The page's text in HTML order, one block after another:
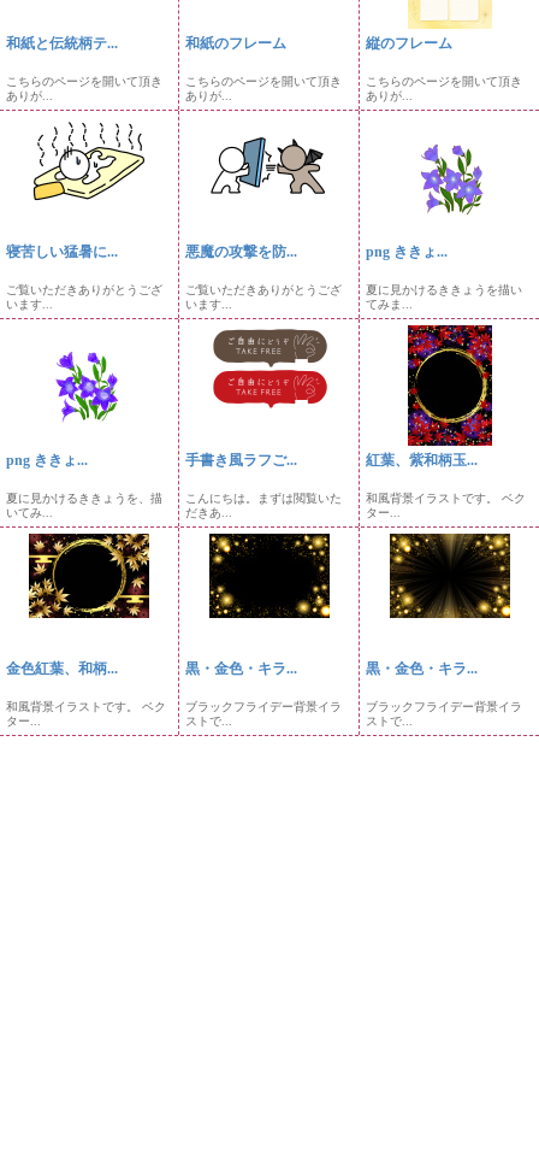
和紙と伝統柄テ...
こちらのページを開いて頂き
ありが...
和紙のフレーム
こちらのページを開いて頂き
ありが...
縦のフレーム
こちらのページを開いて頂き
ありが...
寝苦しい猛暑に...
ご覧いただきありがとうござ
います...
悪魔の攻撃を防...
ご覧いただきありがとうござ
います...
png ききょ...
夏に見かけるききょうを描い
てみま...
png ききょ...
夏に見かけるききょうを、描
いてみ...
手書き風ラフご...
こんにちは。まずは閲覧いた
だきあ...
紅葉、紫和柄玉...
和風背景イラストです。 ベク
ター...
金色紅葉、和柄...
和風背景イラストです。 ベク
ター...
黒・金色・キラ...
ブラックフライデー背景イラ
ストで...
黒・金色・キラ...
ブラックフライデー背景イラ
ストで...